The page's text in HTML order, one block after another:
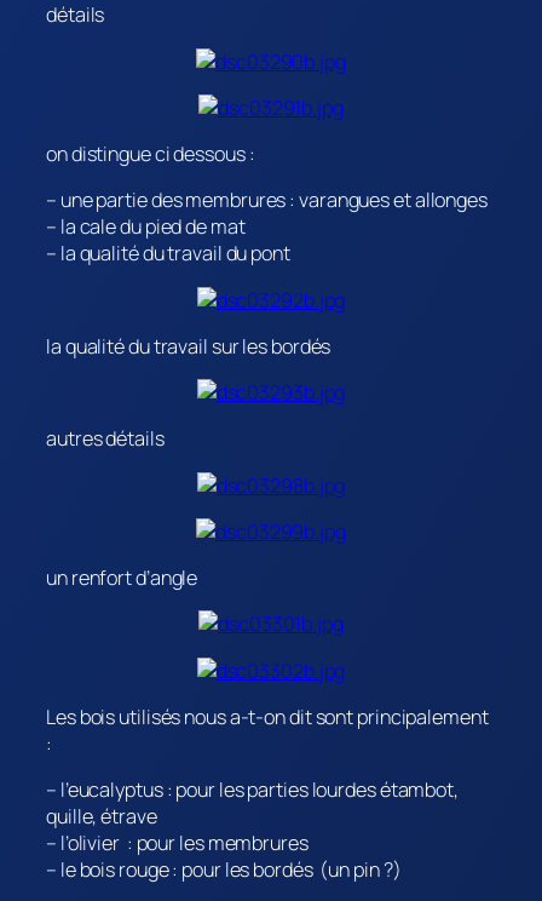
détails
on distingue ci dessous :
– une partie des membrures : varangues et allonges
– la cale du pied de mat
– la qualité du travail du pont
la qualité du travail sur les bordés
autres détails
un renfort d’angle
Les bois utilisés nous a-t-on dit sont principalement
:
– l’eucalyptus : pour les parties lourdes étambot,
quille, étrave
– l’olivier : pour les membrures
– le bois rouge : pour les bordés (un pin ?)